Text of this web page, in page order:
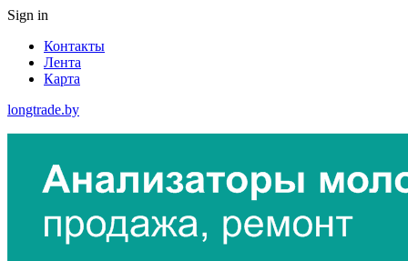
Sign in
Контакты
Лента
Карта
longtrade.by